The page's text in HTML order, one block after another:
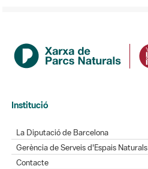
Institució
La Diputació de Barcelona
Gerència de Serveis d'Espais Naturals
Contacte